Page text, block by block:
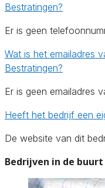
Bestratingen?
Er is geen
Wat is het emailadres
Bestratingen?
Er is geen emailadres
Heeft het bedrijf een
De website van dit
Bedrijven in de buurt